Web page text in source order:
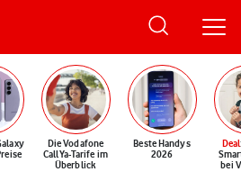
Die Vodafone
CallYa-Tarife im
Überblick
Beste Handys
2026
Deal
bei